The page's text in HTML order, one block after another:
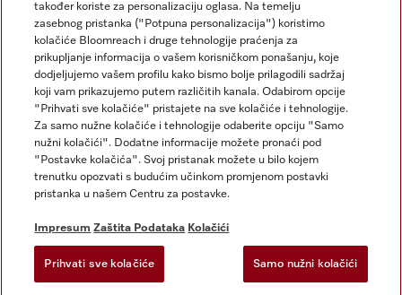
Impresum
Opći uvjeti
Zaštita podataka
Uvjeti Korištenja
Izjava o pristupačnosti
Zakon o digitalnim uslugama
Postavke kolačića
također koriste za personalizaciju oglasa. Na temelju
zasebnog pristanka ("Potpuna personalizacija") koristimo
kolačiće Bloomreach i druge tehnologije praćenja za
prikupljanje informacija o vašem korisničkom ponašanju, koje
dodjeljujemo vašem profilu kako bismo bolje prilagodili sadržaj
koji vam prikazujemo putem različitih kanala. Odabirom opcije
"Prihvati sve kolačiće" pristajete na sve kolačiće i tehnologije.
Za samo nužne kolačiće i tehnologije odaberite opciju "Samo
nužni kolačići". Dodatne informacije možete pronaći pod
"Postavke kolačića". Svoj pristanak možete u bilo kojem
trenutku opozvati s budućim učinkom promjenom postavki
pristanka u našem Centru za postavke.
Impresum Zaštita Podataka Kolačići
Prihvati sve kolačiće Samo nužni kolačići